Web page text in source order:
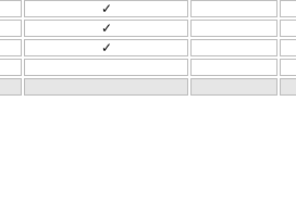
✓
✓
✓